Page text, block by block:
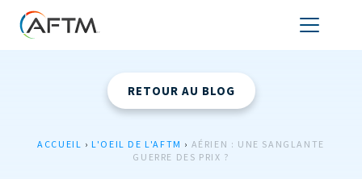
RETOUR AU BLOG
ACCUEIL › L'OEIL DE L'AFTM › AÉRIEN : UNE SANGLANTE
GUERRE DES PRIX ?